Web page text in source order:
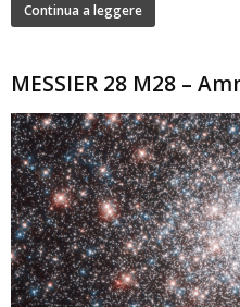
Continua a leggere
MESSIER 28 M28 –